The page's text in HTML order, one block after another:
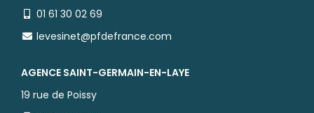
01 61 30 02 69
levesinet@pfdefrance.com
AGENCE SAINT-GERMAIN-EN-LAYE
19 rue de Poissy